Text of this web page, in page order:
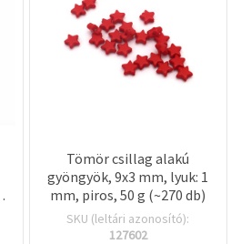
Tömör csillag alakú
gyöngyök, 9x3 mm, lyuk: 1
mm, piros, 50 g (~270 db)
SKU (leltári azonosító):
127602